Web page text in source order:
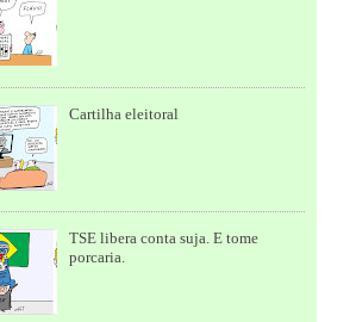
Cartilha eleitoral
TSE libera conta suja. E tome
porcaria.